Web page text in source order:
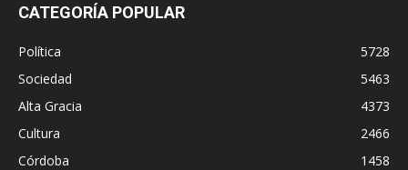
CATEGORÍA POPULAR
Política
5728
Sociedad
5463
Alta Gracia
4373
Cultura
2466
Córdoba
1458